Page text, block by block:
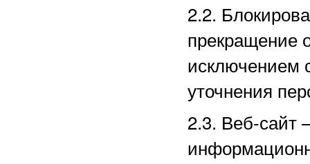
2.2.
прекращение
исключением
уточнения
2.3. Веб-сайт